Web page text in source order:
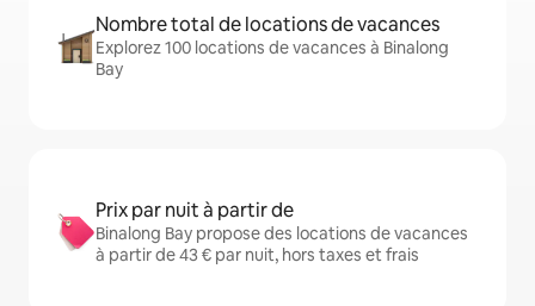
Nombre total de locations de vacances
Explorez 100 locations de vacances à Binalong
Bay
Prix par nuit à partir de
Binalong Bay propose des locations de vacances
à partir de 43 € par nuit, hors taxes et frais